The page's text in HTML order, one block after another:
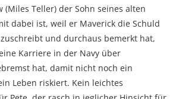
(Miles Teller) der Sohn seines alten
dabei ist, weil er Maverick die Schuld
und durchaus bemerkt hat,
Karriere in der Navy über
hat, damit nicht noch ein
Leben riskiert. Kein leichtes